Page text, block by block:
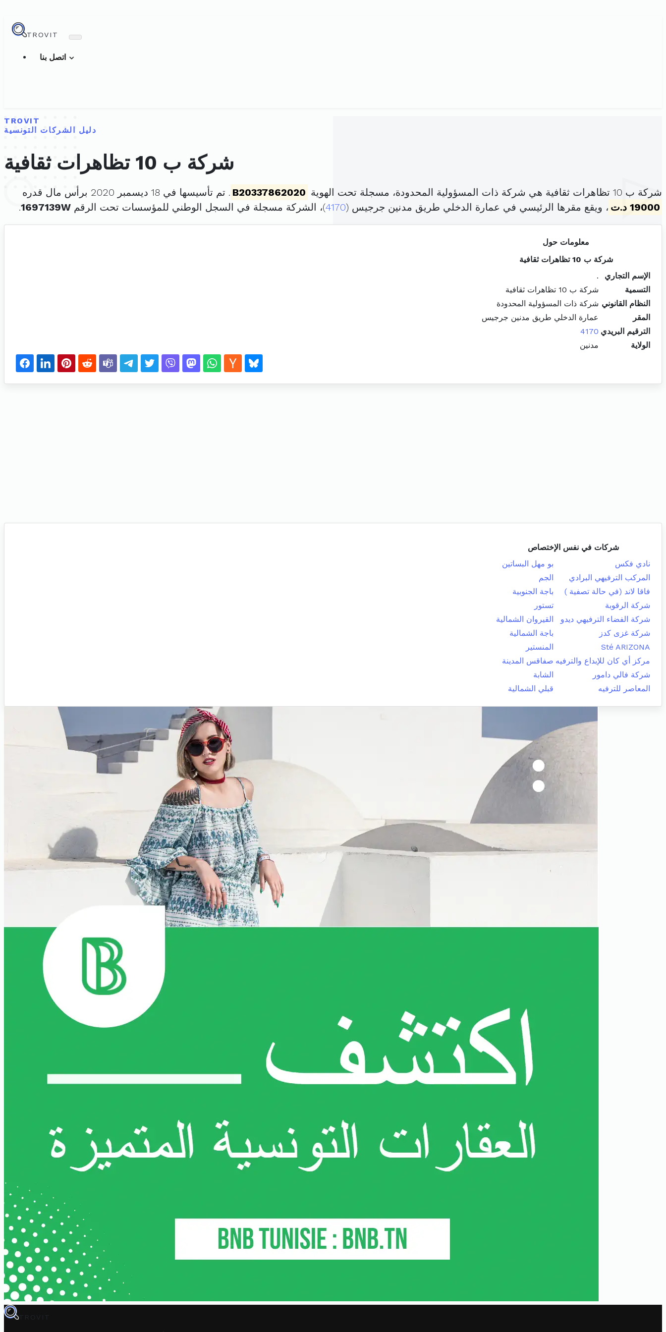
TROVIT
TROVIT
دليل الشركات التونسية
شركة ب 10 تظاهرات ثقافية
شركة ب 10 تظاهرات ثقافية هي شركة ذات المسؤولية المحدودة، مسجلة تحت الهوية B20337862020 . تم تأسيسها في 18 ديسمبر 2020 برأس مال قدره
19000 د.ت
، ويقع مقرها الرئيسي في عمارة الدخلي طريق مدنين جرجيس (4170)، الشركة مسجلة في السجل الوطني للمؤسسات تحت الرقم 1697139W
.
معلومات حول
شركة ب 10 تظاهرات ثقافية
الإسم التجاري
.
التسمية
شركة ب 10 تظاهرات ثقافية
النظام القانوني شركة ذات المسؤولية المحدودة
المقر
عمارة الدخلي طريق مدنين جرجيس
الترقيم البريدي 4170
الولاية
مدنين
شركات في نفس الإختصاص
نادي فكس
بو مهل البساتين
المركب الترفيهي البرادي
الجم
فاقا لاند (في حالة تصفية )
باجة الجنوبية
شركة الرقوبة
تستور
شركة الفضاء الترفيهي ديدو
القيروان الشمالية
شركة غزى كدز
باجة الشمالية
Sté ARIZONA
المنستير
مركز أي كان للإبداع والترفيه صفاقس المدينة
شركة فالي دامور
الشابة
المعاصر للترفيه
قبلي الشمالية
TROVIT